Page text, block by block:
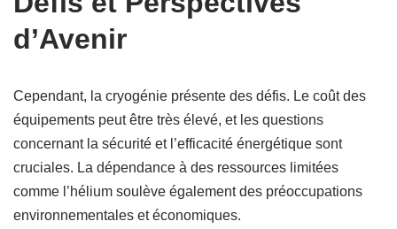
d’Avenir
Cependant, la cryogénie présente des défis. Le coût des
équipements peut être très élevé, et les questions
concernant la sécurité et l’efficacité énergétique sont
cruciales. La dépendance à des ressources limitées
comme l’hélium soulève également des préoccupations
environnementales et économiques.